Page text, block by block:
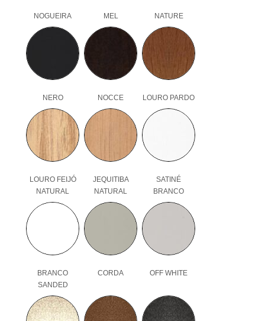
NOGUEIRA MEL NATURE
NERO NOCCE LOURO PARDO
LOURO FEIJÓ
NATURAL
JEQUITIBA
NATURAL
SATINÉ
BRANCO
BRANCO
SANDED
CORDA OFF WHITE